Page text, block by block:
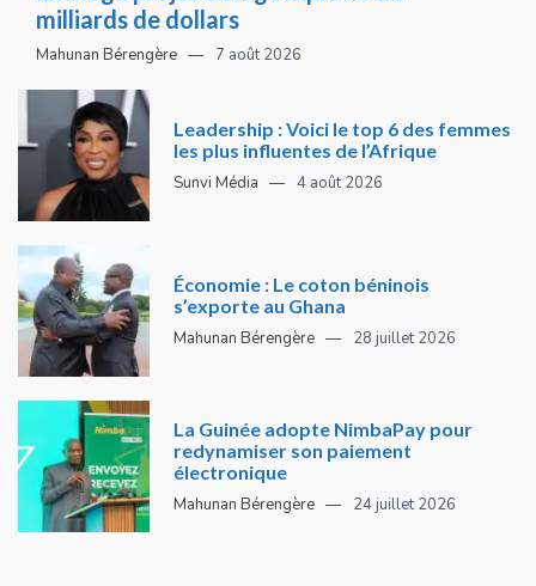
milliards de dollars
Mahunan Bérengère 7 août 2026
Leadership : Voici le top 6 des femmes
les plus influentes de l’Afrique
Sunvi Média 4 août 2026
Économie : Le coton béninois
s’exporte au Ghana
Mahunan Bérengère 28 juillet 2026
La Guinée adopte NimbaPay pour
redynamiser son paiement
électronique
Mahunan Bérengère 24 juillet 2026